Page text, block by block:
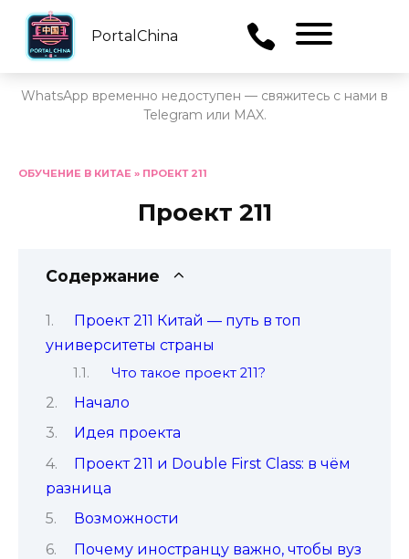
PortalChina
WhatsApp временно недоступен — свяжитесь с нами в
Telegram или MAX.
ОБУЧЕНИЕ В КИТАЕ » ПРОЕКТ 211
Проект 211
Содержание
Проект 211 Китай — путь в топ
университеты страны
Что такое проект 211?
Начало
Идея проекта
Проект 211 и Double First Class: в чём
разница
Возможности
Почему иностранцу важно, чтобы вуз